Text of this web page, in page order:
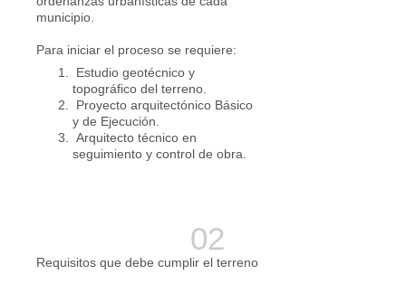
municipio.
Para iniciar el proceso se requiere:
Estudio geotécnico y
topográfico del terreno.
Proyecto arquitectónico Básico
y de Ejecución.
Arquitecto técnico en
seguimiento y control de obra.
Requisitos que debe cumplir el terreno